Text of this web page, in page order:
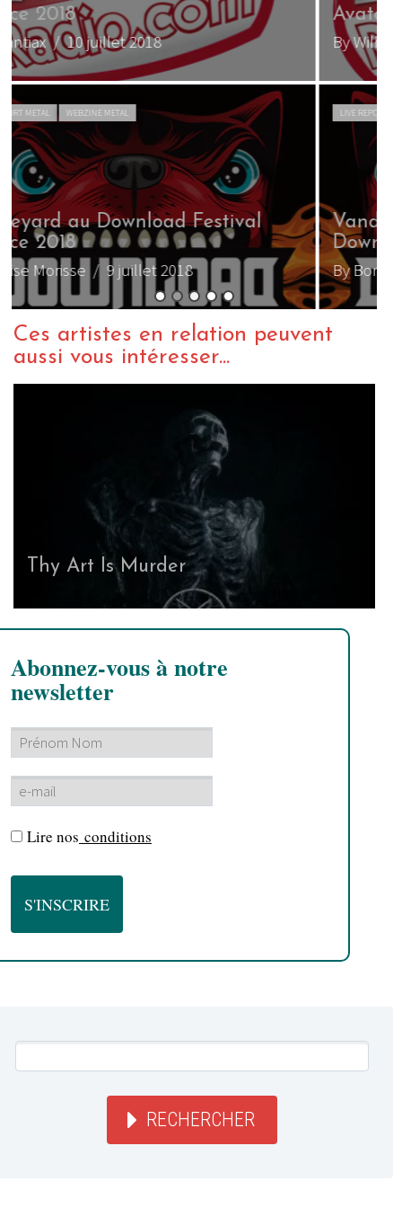
Avatar au Download 2018
By Wilhelm/ 9 juillet 2018
LIVE REPORT METAL WEBZINE METAL
Vandenberg’s MoonKings au
Download 2018
By Born666 / 9 juillet 2018
Ces artistes en relation peuvent
aussi vous intéresser...
Thy Art Is Murder
Abonnez-vous à notre
newsletter
Lire nos conditions
RECHERCHER